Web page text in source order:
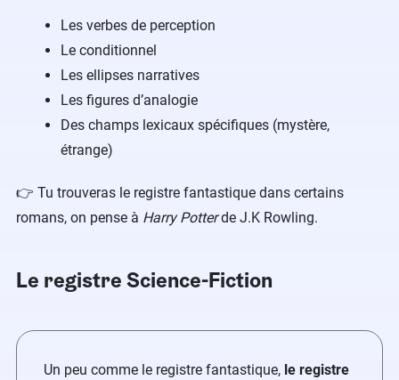
Les verbes de perception
Le conditionnel
Les ellipses narratives
Les figures d’analogie
Des champs lexicaux spécifiques (mystère,
étrange)
👉 Tu trouveras le registre fantastique dans certains
romans, on pense à Harry Potterde J.K Rowling.
Le registre Science-Fiction
Un peu comme le registre fantastique, le registre